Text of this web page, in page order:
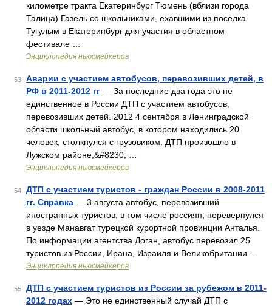
километре тракта Екатеринбург Тюмень (вблизи города
Талица) Газель со школьниками, ехавшими из поселка
Тугулым в Екатеринбург для участия в областном
фестивале …
Энциклопедия ньюсмейкеров
53
Аварии с участием автобусов, перевозивших детей, в
РФ в 2011-2012 гг — За последние два года это не
единственное в России ДТП с участием автобусов,
перевозивших детей. 2012 4 сентября в Ленинградской
области школьный автобус, в котором находились 20
человек, столкнулся с грузовиком. ДТП произошло в
Лужском районе,&#8230; …
Энциклопедия ньюсмейкеров
54
ДТП с участием туристов - граждан России в 2008-2011
гг. Справка — 3 августа автобус, перевозивший
иностранных туристов, в том числе россиян, перевернулся
в уезде Манавгат турецкой курортной провинции Анталья.
По информации агентства Доган, автобус перевозил 25
туристов из России, Ирана, Израиля и Великобритании …
Энциклопедия ньюсмейкеров
55
ДТП с участием туристов из России за рубежом в 2011-
2012 годах — Это не единственный случай ДТП с